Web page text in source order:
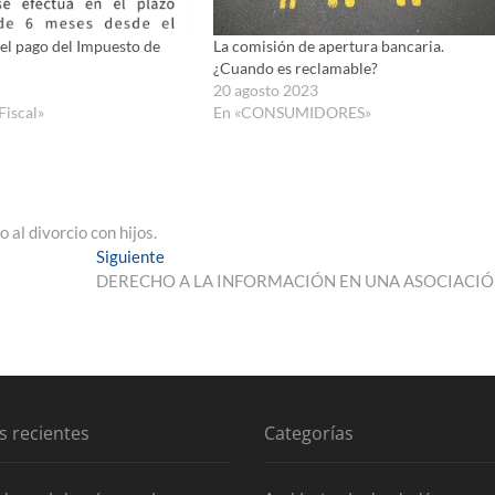
pago del Impuesto de
La comisión de apertura bancaria.
¿Cuando es reclamable?
20 agosto 2023
En «CONSUMIDORES»
al divorcio con hijos.
SiguienteEntrada
siguiente:
DERECHO A LA INFORMACIÓN EN UNA
recientes Categorías